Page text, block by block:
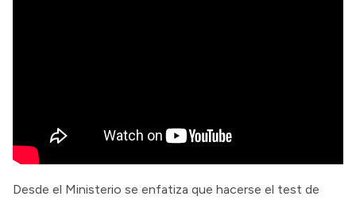
Desde el Ministerio se enfatiza que hacerse el test de